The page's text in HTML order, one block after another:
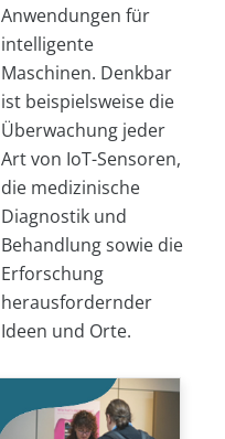
Anwendungen für
intelligente
Maschinen. Denkbar
ist beispielsweise die
Überwachung jeder
Art von IoT-Sensoren,
die medizinische
Diagnostik und
Behandlung sowie die
Erforschung
herausfordernder
Ideen und Orte.